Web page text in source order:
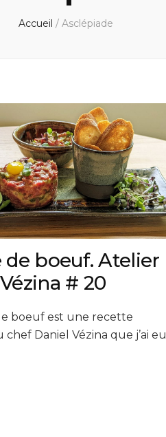
Accueil / Asclépiade
de boeuf. Atelier
# 20
boeuf est une recette
chef Daniel Vézina que j’ai eu